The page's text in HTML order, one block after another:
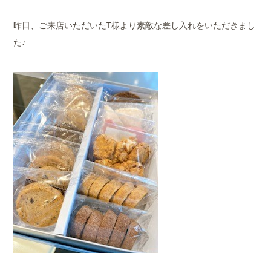
昨日、ご来店いただいたT様より素敵な差し入れをいただきまし
た♪